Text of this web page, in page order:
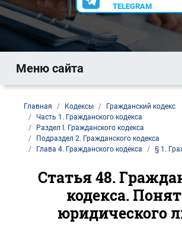
TELEGRAM
Меню сайта
Главная Кодексы
Гражданский кодекс
Часть 1. Гражданского кодекса
Раздел I. Гражданского кодекса
Подраздел 2. Гражданского кодекса
Глава 4. Гражданского кодекса
§ 1.
Статья 48.
кодекса.
юридического